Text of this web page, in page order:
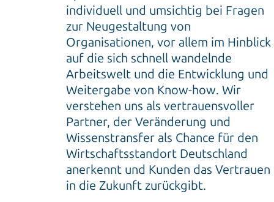
individuell und umsichtig bei Fragen
zur Neugestaltung von
Organisationen, vor allem im Hinblick
auf die sich schnell wandelnde
Arbeitswelt und die Entwicklung und
Weitergabe von Know-how. Wir
verstehen uns als vertrauensvoller
Partner, der Veränderung und
Wissenstransfer als Chance für den
Wirtschaftsstandort Deutschland
anerkennt und Kunden das Vertrauen
in die Zukunft zurückgibt.